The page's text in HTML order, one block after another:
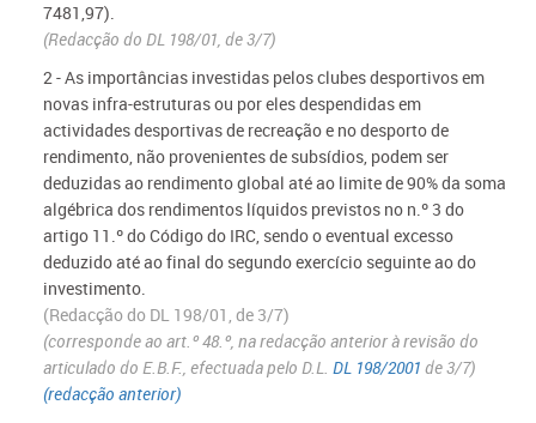
7481,97).
(Redacção do DL 198/01, de 3/7)
2 - As importâncias investidas pelos clubes desportivos em
novas infra-estruturas ou por eles despendidas em
actividades desportivas de recreação e no desporto de
rendimento, não provenientes de subsídios, podem ser
deduzidas ao rendimento global até ao limite de 90% da soma
algébrica dos rendimentos líquidos previstos no n.º 3 do
artigo 11.º do Código do IRC, sendo o eventual excesso
deduzido até ao final do segundo exercício seguinte ao do
investimento.
(Redacção do DL 198/01, de 3/7)
(corresponde ao art.º 48.º, na redacção anterior à revisão do
articulado do E.B.F., efectuada pelo D.L. DL 198/2001 de 3/7)
(redacção anterior)